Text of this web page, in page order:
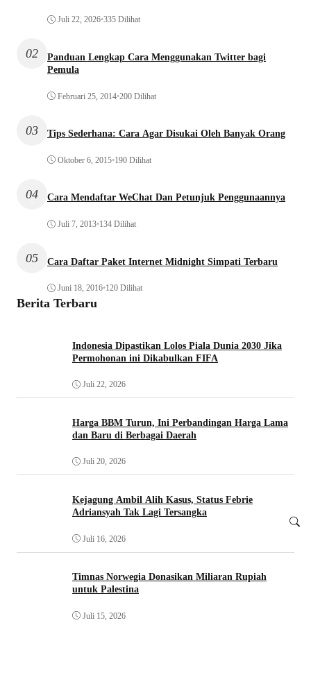
Juli 22, 2026•335 Dilihat
02
Panduan Lengkap Cara Menggunakan Twitter bagi
Pemula
Februari 25, 2014•200 Dilihat
03 Tips Sederhana: Cara Agar Disukai Oleh Banyak Orang
Oktober 6, 2015•190 Dilihat
04 Cara Mendaftar WeChat Dan Petunjuk Penggunaannya
Juli 7, 2013•134 Dilihat
05 Cara Daftar Paket Internet Midnight Simpati Terbaru
Juni 18, 2016•120 Dilihat
Berita Terbaru
Indonesia Dipastikan Lolos Piala Dunia 2030 Jika
Permohonan ini Dikabulkan FIFA
Juli 22, 2026
Harga BBM Turun, Ini Perbandingan Harga Lama
dan Baru di Berbagai Daerah
Juli 20, 2026
Kejagung Ambil Alih Kasus, Status Febrie
Adriansyah Tak Lagi Tersangka
Juli 16, 2026
Timnas Norwegia Donasikan Miliaran Rupiah
untuk Palestina
Juli 15, 2026